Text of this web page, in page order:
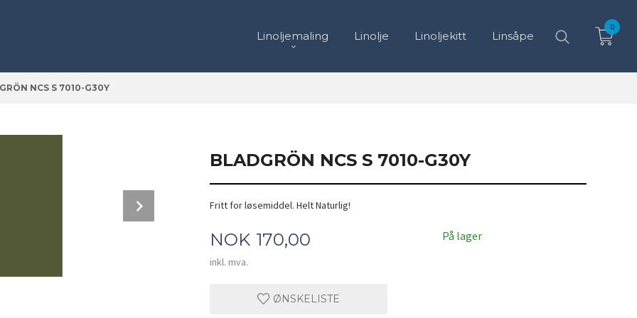
Linoljemaling Linolje Linoljekitt Linsåpe
0
NCS S 7010-G30Y
Base, Base med 50% hvit, Base med 66,67% hvit
BLADGRÖN NCS S 7010-G30Y
Fritt for løsemiddel. Helt Naturlig!
Pris
NOK 170,00
inkl. mva.
På lager
ØNSKELISTE